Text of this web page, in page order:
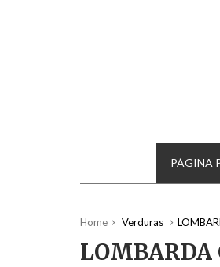
PÁGINA
Home Verduras